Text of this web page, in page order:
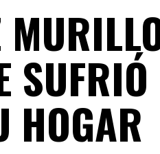
SUFRIÓ
HOGAR